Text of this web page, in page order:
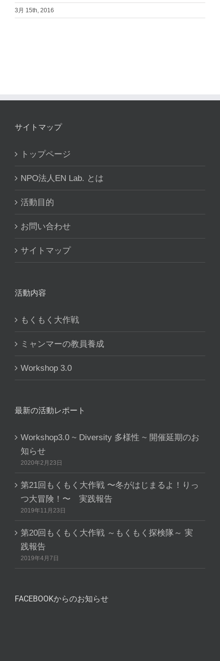
3月 15th, 2016
サイトマップ
トップページ
NPO法人EN Lab. とは
活動目的
お問い合わせ
サイトマップ
活動内容
もくもく大作戦
ミャンマーの教員養成
Workshop 3.0
最新の活動レポート
Workshop3.0 ~ Diversity 多様性 ~ 開催延期のお
知らせ
2020年2月23日
第21回もくもく大作戦 〜冬がはじまるよ！りっ
つ大冒険！〜 実践報告
2019年11月23日
第20回もくもく大作戦 ～もくもく探検隊～ 実
践報告
2019年4月7日
FACEBOOKからのお知らせ